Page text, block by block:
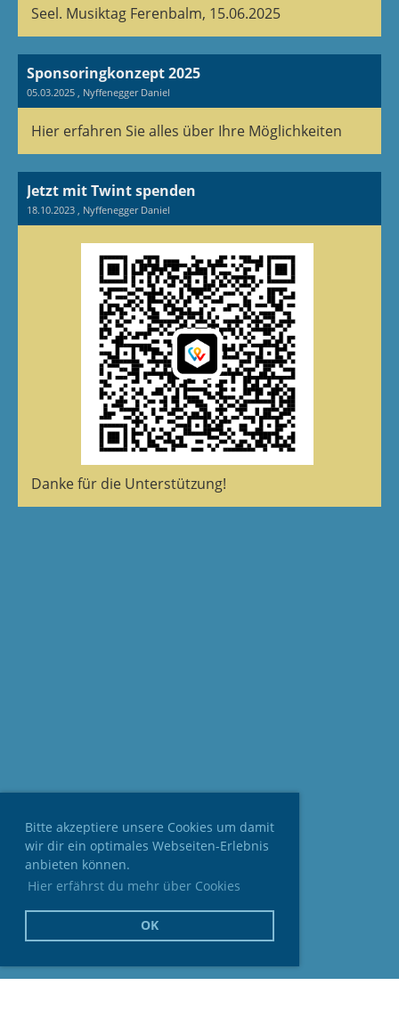
Bitte akzeptiere unsere Cookies um damit
wir dir ein optimales Webseiten-Erlebnis
anbieten können.
Hier erfährst du mehr über Cookies
OK
Seel. Musiktag Ferenbalm, 15.06.2025
Sponsoringkonzept 2025
05.03.2025 , Nyffenegger Daniel
Hier erfahren Sie alles über Ihre Möglichkeiten
Jetzt mit Twint spenden
18.10.2023 , Nyffenegger Daniel
Danke für die Unterstützung!